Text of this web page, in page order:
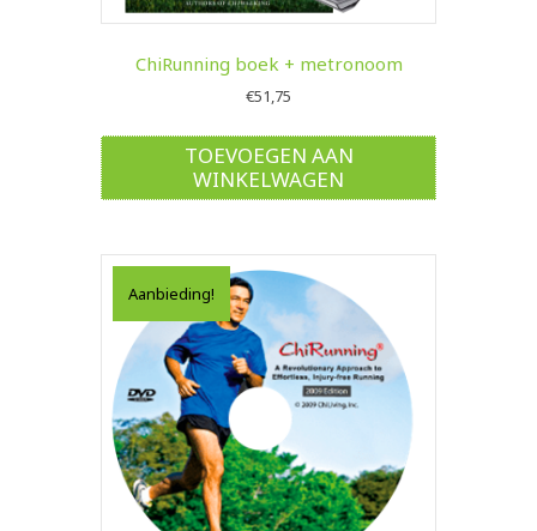
ChiRunning boek + metronoom
€51,75
TOEVOEGEN AAN
WINKELWAGEN
Aanbieding!